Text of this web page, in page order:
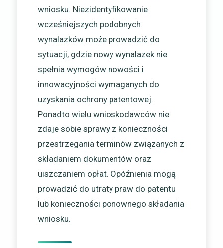
wniosku. Niezidentyfikowanie
wcześniejszych podobnych
wynalazków może prowadzić do
sytuacji, gdzie nowy wynalazek nie
spełnia wymogów nowości i
innowacyjności wymaganych do
uzyskania ochrony patentowej.
Ponadto wielu wnioskodawców nie
zdaje sobie sprawy z konieczności
przestrzegania terminów związanych z
składaniem dokumentów oraz
uiszczaniem opłat. Opóźnienia mogą
prowadzić do utraty praw do patentu
lub konieczności ponownego składania
wniosku.